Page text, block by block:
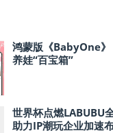
鸿蒙版《BabyOne
养娃“百宝箱”
世界杯点燃LABUBU
助力IP潮玩企业加速